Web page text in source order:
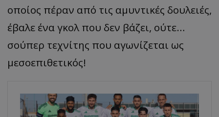
οποίος πέραν από τις αμυντικές δουλειές,
έβαλε ένα γκολ που δεν βάζει, ούτε…
σούπερ τεχνίτης που αγωνίζεται ως
μεσοεπιθετικός!